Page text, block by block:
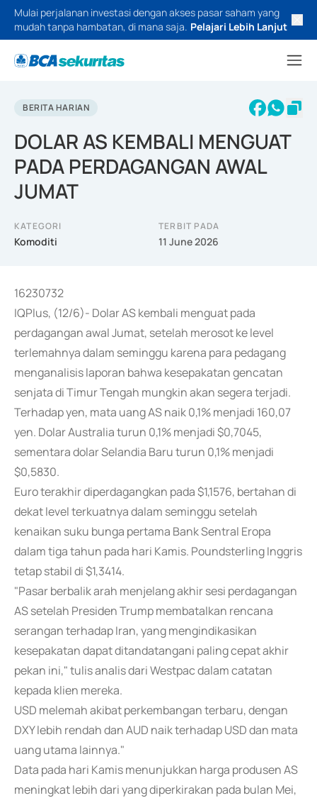
Mulai perjalanan investasi dengan akses pasar saham yang
mudah tanpa hambatan, di mana saja. Pelajari Lebih Lanjut
BERITA HARIAN
DOLAR AS KEMBALI MENGUAT
PADA PERDAGANGAN AWAL
JUMAT
KATEGORI
Komoditi
TERBIT PADA
11 June 2026
16230732
IQPlus, (12/6)- Dolar AS kembali menguat pada
perdagangan awal Jumat, setelah merosot ke level
terlemahnya dalam seminggu karena para pedagang
menganalisis laporan bahwa kesepakatan gencatan
senjata di Timur Tengah mungkin akan segera terjadi.
Terhadap yen, mata uang AS naik 0,1% menjadi 160,07
yen. Dolar Australia turun 0,1% menjadi $0,7045,
sementara dolar Selandia Baru turun 0,1% menjadi
$0,5830.
Euro terakhir diperdagangkan pada $1,1576, bertahan di
dekat level terkuatnya dalam seminggu setelah
kenaikan suku bunga pertama Bank Sentral Eropa
dalam tiga tahun pada hari Kamis. Poundsterling Inggris
tetap stabil di $1,3414.
"Pasar berbalik arah menjelang akhir sesi perdagangan
AS setelah Presiden Trump membatalkan rencana
serangan terhadap Iran, yang mengindikasikan
kesepakatan dapat ditandatangani paling cepat akhir
pekan ini," tulis analis dari Westpac dalam catatan
kepada klien mereka.
USD melemah akibat perkembangan terbaru, dengan
DXY lebih rendah dan AUD naik terhadap USD dan mata
uang utama lainnya."
Data pada hari Kamis menunjukkan harga produsen AS
meningkat lebih dari yang diperkirakan pada bulan Mei,